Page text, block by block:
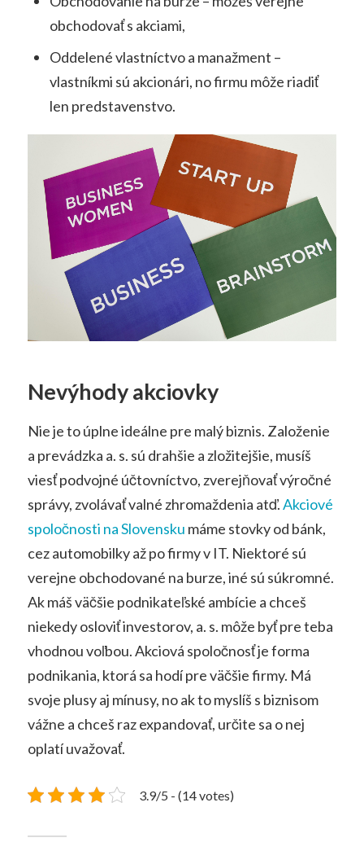
obchodovať s akciami,
Oddelené vlastníctvo a manažment –
vlastníkmi sú akcionári, no firmu môže riadiť
len predstavenstvo.
Nevýhody akciovky
Nie je to úplne ideálne pre malý biznis. Založenie
a prevádzka a. s. sú drahšie a zložitejšie, musíš
viesť podvojné účtovníctvo, zverejňovať výročné
správy, zvolávať valné zhromaždenia atď.Akciové
spoločnosti na Slovensku máme stovky od bánk,
cez automobilky až po firmy v IT. Niektoré sú
verejne obchodované na burze, iné sú súkromné.
Ak máš väčšie podnikateľské ambície a chceš
niekedy osloviť investorov, a. s. môže byť pre teba
vhodnou voľbou. Akciová spoločnosť je forma
podnikania, ktorá sa hodí pre väčšie firmy. Má
svoje plusy aj mínusy, no ak to myslíš s biznisom
vážne a chceš raz expandovať, určite sa o nej
oplatí uvažovať.
3.9/5 - (14 votes)